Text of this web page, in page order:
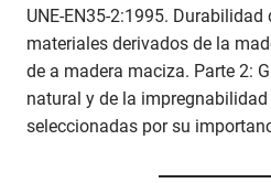
UNE-EN35-2:1995.
materiales derivados de la
de a madera maciza. Parte 2:
natural y de la
seleccionadas por su